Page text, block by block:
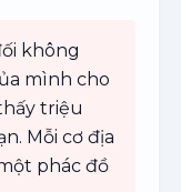
không
mình cho
triệu
Mỗi cơ địa
phác đồ